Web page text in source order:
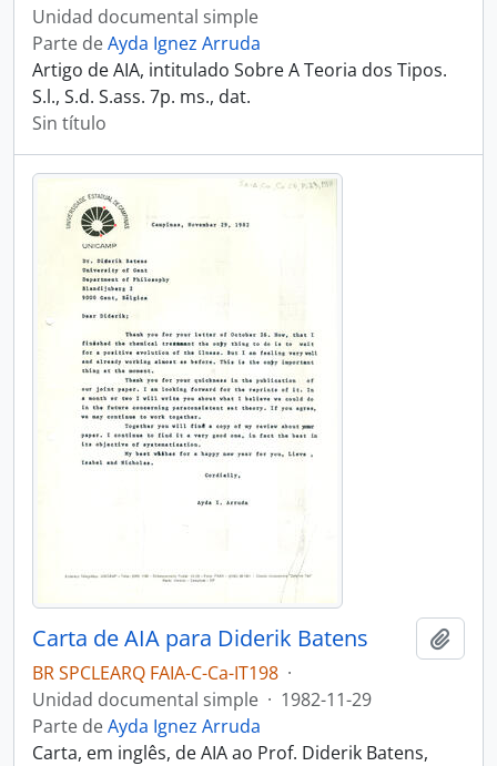
Unidad documental simple
Parte deAyda Ignez Arruda
Artigo de AIA, intitulado Sobre A Teoria dos Tipos.
S.l., S.d. S.ass. 7p. ms., dat.
Sin título
Carta de AIA para Diderik Batens
BR SPCLEARQ FAIA-C-Ca-IT198 ·
Unidad documental simple · 1982-11-29
Parte deAyda Ignez Arruda
Carta, em inglês, de AIA ao Prof. Diderik Batens,